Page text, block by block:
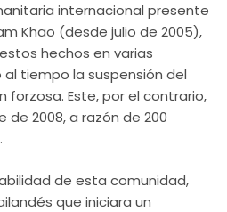
internacional presente
Khao (desde julio de 2005),
hechos en varias
tiempo la suspensión del
Este, por el contrario,
2008, a razón de 200
de esta comunidad,
que iniciara un